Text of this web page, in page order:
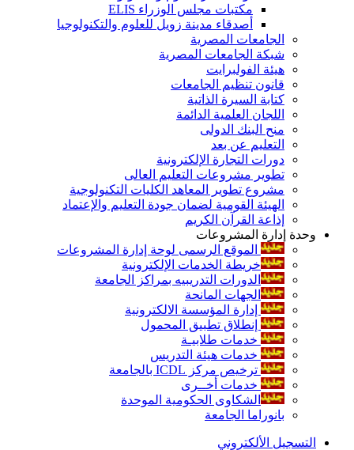
مكتبات مجلس الوزراء ELIS
أصدقاء مدينة زويل للعلوم والتكنولوجيا
الجامعات المصرية
شبكة الجامعات المصرية
هيئة الفولبرايت
قانون تنظيم الجامعات
كتابة السيرة الذاتية
اللجان العلمية الدائمة
منح البنك الدولى
التعليم عن بعد
دورات التجارة الإلكترونية
تطوير مشروعات التعليم العالى
مشروع تطوير المعاهد الكليات التكنولوجية
الهيئة القومية لضمان جودة التعليم والإعتماد
إذاعة القرآن الكريم
وحدة إدارة المشروعات
الموقع الرسمى لوحة إدارة المشروعات
خريطة الخدمات الإلكترونية
الدورات التدريبيه بمراكز الجامعة
الجهات المانحة
إدارة المؤسسة الالكترونية
إنطلاق تطبيق المحمول
خدمات طلابيـة
خدمات هيئة التدريس
ترخيص مركز ICDL بالجامعة
خدمات أخــرى
الشكاوى الحكومية الموحدة
بانوراما الجامعة
التسجيل الألكتروني